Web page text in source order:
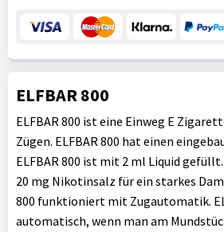
ELFBAR 800
ELFBAR 800 ist eine Einweg E
Zügen. ELFBAR 800 hat einen
ELFBAR 800 ist mit 2 ml Liquid
20 mg Nikotinsalz für ein starkes
800 funktioniert mit Zugautomatik.
automatisch, wenn man am